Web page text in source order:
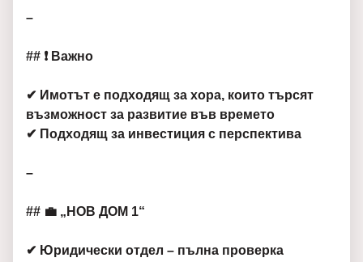
–
## ❗ Важно
✔ Имотът е подходящ за хора, които търсят
възможност за развитие във времето
✔ Подходящ за инвестиция с перспектива
–
## 💼 „НОВ ДОМ 1“
✔ Юридически отдел – пълна проверка